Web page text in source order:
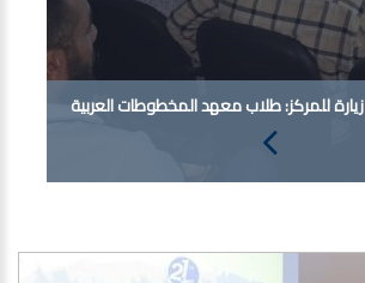
زيارة للمركز: طلاب معهد المخطوطات العربية